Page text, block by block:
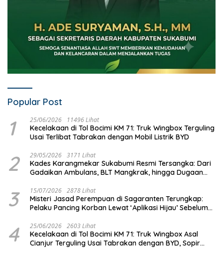
Popular Post
1 25/06/2026 11496 Lihat
Kecelakaan di Tol Bocimi KM 71: Truk Wingbox Terguling
Usai Terlibat Tabrakan dengan Mobil Listrik BYD
2 29/05/2026 3171 Lihat
Kades Karangmekar Sukabumi Resmi Tersangka: Dari
Gadaikan Ambulans, BLT Mangkrak, hingga Dugaan
3 15/07/2026 2878 Lihat
Misteri Jasad Perempuan di Sagaranten Terungkap:
Pelaku Pancing Korban Lewat ‘Aplikasi Hijau’ Sebelum
4 25/06/2026 2603 Lihat
Kecelakaan di Tol Bocimi KM 71: Truk Wingbox Asal
Cianjur Terguling Usai Tabrakan dengan BYD, Sopir